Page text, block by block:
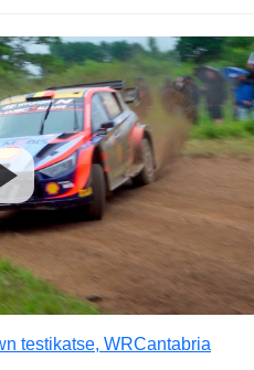
testikatse, WRCantabria